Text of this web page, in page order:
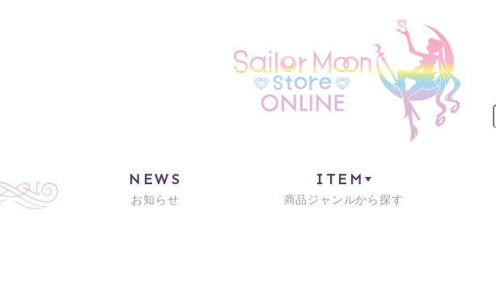
NEWS
お知らせ
ITEM
商品ジャンルから探す